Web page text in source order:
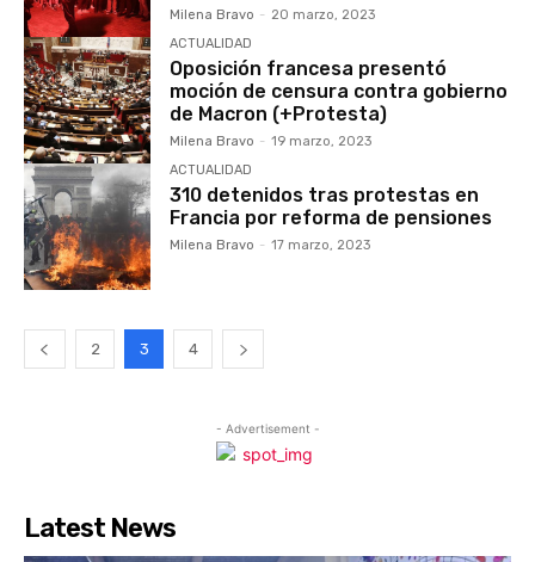
Milena Bravo - 20 marzo, 2023
ACTUALIDAD
Oposición francesa presentó
moción de censura contra gobierno
de Macron (+Protesta)
Milena Bravo - 19 marzo, 2023
ACTUALIDAD
310 detenidos tras protestas en
Francia por reforma de pensiones
Milena Bravo - 17 marzo, 2023
2 3 4
- Advertisement -
Latest News